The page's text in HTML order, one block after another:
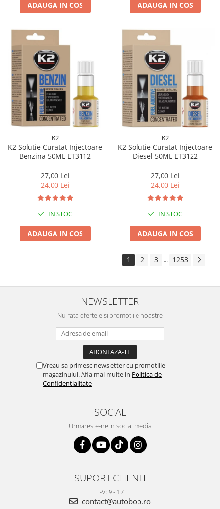
ADAUGA IN COS ADAUGA IN COS
K2
K2 Solutie Curatat Injectoare
Benzina 50ML ET3112
27,00 Lei
24,00 Lei
IN STOC
ADAUGA IN COS
K2
K2 Solutie Curatat Injectoare
Diesel 50ML ET3122
27,00 Lei
24,00 Lei
IN STOC
ADAUGA IN COS
1 2 3 ... 1253
NEWSLETTER
Nu rata ofertele si promotiile noastre
Vreau sa primesc newsletter cu promotiile
magazinului. Afla mai multe in Politica de
Confidentialitate
SOCIAL
Urmareste-ne in social media
SUPORT CLIENTI
L-V: 9 - 17
contact@autobob.ro